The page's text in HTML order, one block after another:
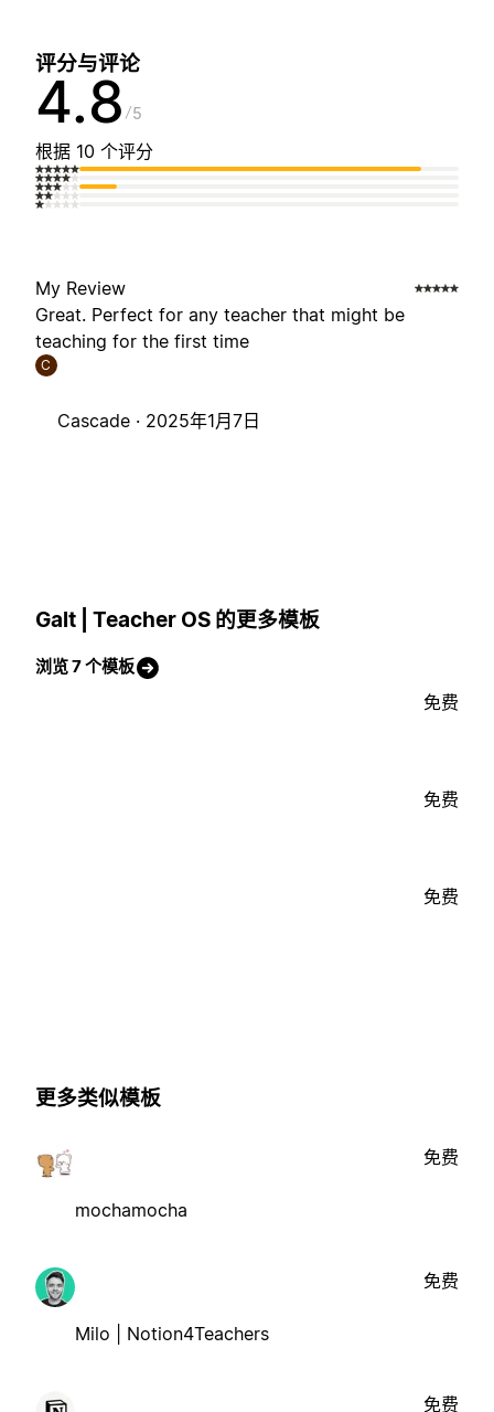
评分与评论
4.8 5
根据 10 个评分
My Review
Great. Perfect for any teacher that might be
teaching for the first time
C
Cascade · 2025年1月7日
Galt | Teacher OS 的更多模板
浏览 7 个模板
免费
免费
免费
更多类似模板
mochamocha
免费
Milo | Notion4Teachers
免费
免费